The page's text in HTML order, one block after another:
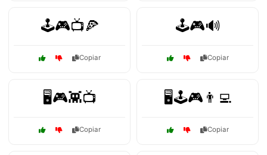
🕹️🎮📺🍕
Copiar
🕹️🎮🔊
Copiar
🖥️🎮👾📺
Copiar
🖥️🕹️🎮👨‍💻
Copiar